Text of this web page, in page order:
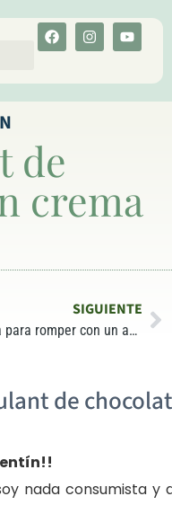
de
crema
SIGUIENTE
Carta para romper con un amor…..al azúcar.
de
nada consumista